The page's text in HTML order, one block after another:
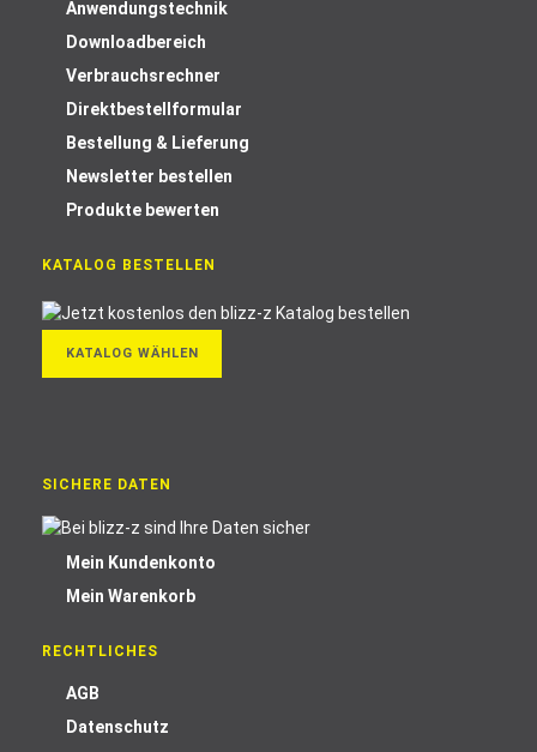
Anwendungstechnik
Downloadbereich
Verbrauchsrechner
Direktbestellformular
Bestellung & Lieferung
Newsletter bestellen
Produkte bewerten
KATALOG BESTELLEN
KATALOG WÄHLEN
SICHERE DATEN
Mein Kundenkonto
Mein Warenkorb
RECHTLICHES
AGB
Datenschutz